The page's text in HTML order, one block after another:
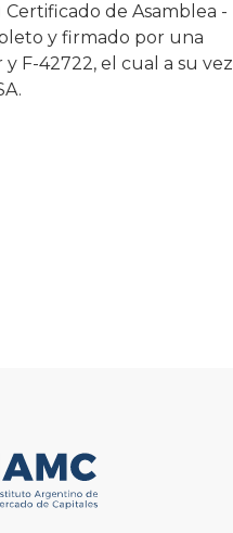
de Asamblea -
y firmado por una
F-42722, el cual a su vez